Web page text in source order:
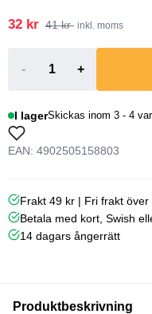
32 kr 41 kr inkl. moms
- +
I lagerSkickas inom 3 - 4
EAN: 4902505158803
Frakt 49 kr | Fri frakt över
Betala med kort, Swish
14 dagars ångerrätt
Produktbeskrivning